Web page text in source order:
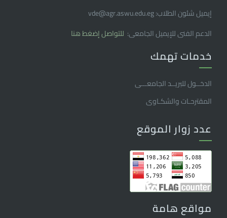
إيميل شئون الطلاب: vde@agr.aswu.edu.eg
الدعم الفنى للإيميل الجامعى: للتواصل إضغط هنا
خدمات تهمك
الدخــول للبريــد الجامعـــى
المقترحـات والشكـاوى
عدد زوار الموقع
مواقع هامة